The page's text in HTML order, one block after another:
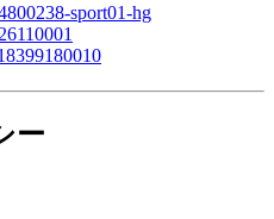
sport01-hg
ー